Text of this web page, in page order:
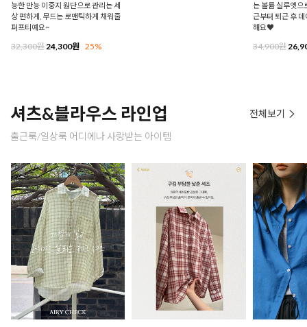
능한 만능 이중지 원단으로 관리는 세
상 편하게, 무드는 로맨틱하게 채워줄
퍼프티예요~
32,300원24,300원 25%
는 볼륨 실루엣으
근부터 퇴근 후
해요♥
34,900원
셔츠&블라우스 라인업
출근룩/일상룩 어디에나 사랑받는 아이템
전체보기